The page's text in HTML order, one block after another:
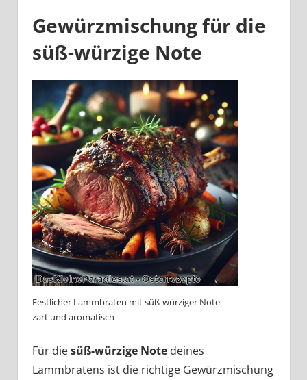
Gewürzmischung für die
süß-würzige Note
Festlicher Lammbraten mit süß-würziger Note –
zart und aromatisch
Für diesüß-würzige Notedeines
Lammbratens ist die richtige Gewürzmischung